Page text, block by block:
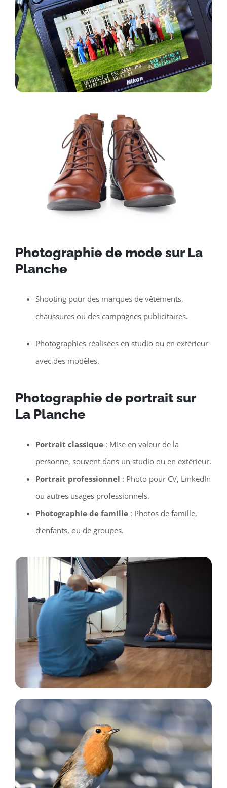
Photographie de mode sur La
Planche
Shooting pour des marques de vêtements,
chaussures ou des campagnes publicitaires.
Photographies réalisées en studio ou en extérieur
avec des modèles.
Photographie de portrait sur
La Planche
Portrait classique: Mise en valeur de la
personne, souvent dans un studio ou en extérieur.
Portrait professionnel : Photo pour CV, LinkedIn
ou autres usages professionnels.
Photographie de famille: Photos de famille,
d’enfants, ou de groupes.